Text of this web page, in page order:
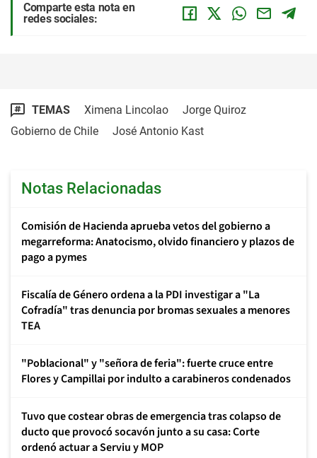
Comparte esta nota en
redes sociales:
TEMAS Ximena Lincolao
Jorge Quiroz
Gobierno de Chile
José Antonio Kast
Notas Relacionadas
Comisión de Hacienda aprueba vetos del gobierno a
megarreforma: Anatocismo, olvido financiero y plazos de
pago a pymes
Fiscalía de Género ordena a la PDI investigar a "La
Cofradía" tras denuncia por bromas sexuales a menores
TEA
"Poblacional" y "señora de feria": fuerte cruce entre
Flores y Campillai por indulto a carabineros condenados
Tuvo que costear obras de emergencia tras colapso de
ducto que provocó socavón junto a su casa: Corte
ordenó actuar a Serviu y MOP